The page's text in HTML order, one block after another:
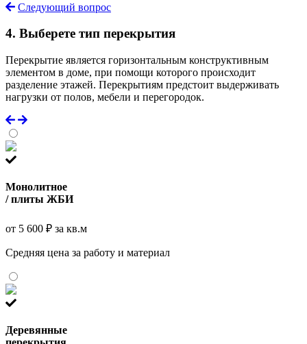
Следующий вопрос
4. Выберете тип перекрытия
Перекрытие является горизонтальным конструктивным
элементом в доме, при помощи которого происходит
разделение этажей. Перекрытиям предстоит выдерживать
нагрузки от полов, мебели и перегородок.
Монолитное
/ плиты ЖБИ
от 5 600 ₽ за кв.м
Средняя цена за работу и материал
Деревянные